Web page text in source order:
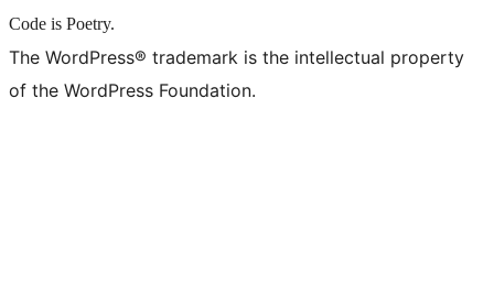
Code is Poetry.
The WordPress® trademark is the intellectual property
of the WordPress Foundation.